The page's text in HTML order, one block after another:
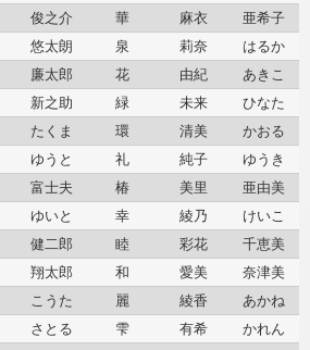
俊之介 華 麻衣
亜希子
悠太朗 泉 莉奈
はるか
廉太郎 花 由紀
あきこ
新之助 緑 未来
ひなた
たくま 環 清美
かおる
ゆうと 礼 純子
ゆうき
富士夫 椿 美里
亜由美
ゆいと 幸 綾乃
けいこ
健二郎 睦 彩花
千恵美
翔太郎 和 愛美
奈津美
こうた 麗 綾香
あかね
さとる 雫 有希
かれん